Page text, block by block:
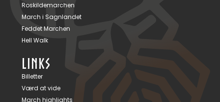
Roskildemarchen
March i Sagnlandet
Feddet Marchen
Hell Walk
LINKS
Billetter
Værd at vide
March highlights